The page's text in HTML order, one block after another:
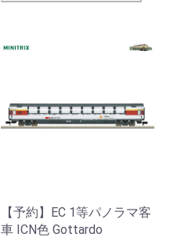
【予約】EC 1等パノラマ客
車 ICN色 Gottardo